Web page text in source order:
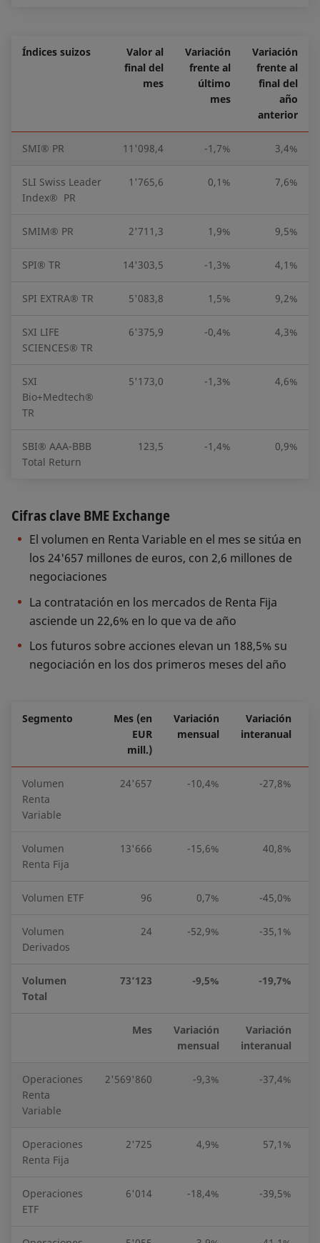
Índices suizos
Valor al
final del
mes
Variación
frente al
último
mes
Variación
frente al
final del
año
anterior
SMI® PR 11'098,4 -1,7% 3,4%
SLI Swiss Leader
Index® PR
1'765,6 0,1% 7,6%
SMIM® PR 2'711,3 1,9% 9,5%
SPI® TR 14'303,5 -1,3% 4,1%
SPI EXTRA® TR 5'083,8 1,5% 9,2%
SXI LIFE
SCIENCES® TR
6'375,9 -0,4% 4,3%
SXI
Bio+Medtech®
TR
5'173,0 -1,3% 4,6%
SBI® AAA-BBB
Total Return
123,5 -1,4% 0,9%
Cifras clave BME Exchange
El volumen en Renta Variable en el mes se sitúa en
los 24'657 millones de euros, con 2,6 millones de
negociaciones
La contratación en los mercados de Renta Fija
asciende un 22,6% en lo que va de año
Los futuros sobre acciones elevan un 188,5% su
negociación en los dos primeros meses del año
Segmento
Mes (en
EUR
mill.)
Variación
mensual
Variación
interanual
Volumen
Renta
Variable
24'657 -10,4% -27,8%
Volumen
Renta Fija
13'666 -15,6% 40,8%
Volumen ETF 96 0,7% -45,0%
Volumen
Derivados
24 -52,9% -35,1%
Volumen
Total
73’123 -9,5% -19,7%
Mes
Variación
mensual
Variación
interanual
Operaciones
Renta
Variable
2'569'860 -9,3% -37,4%
Operaciones
Renta Fija
2'725 4,9% 57,1%
Operaciones
ETF
6'014 -18,4% -39,5%